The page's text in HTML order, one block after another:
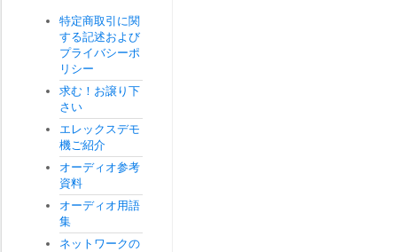
特定商取引に関
する記述および
プライバシーポ
リシー
求む！お譲り下
さい
エレックスデモ
機ご紹介
オーディオ参考
資料
オーディオ用語
集
ネットワークの